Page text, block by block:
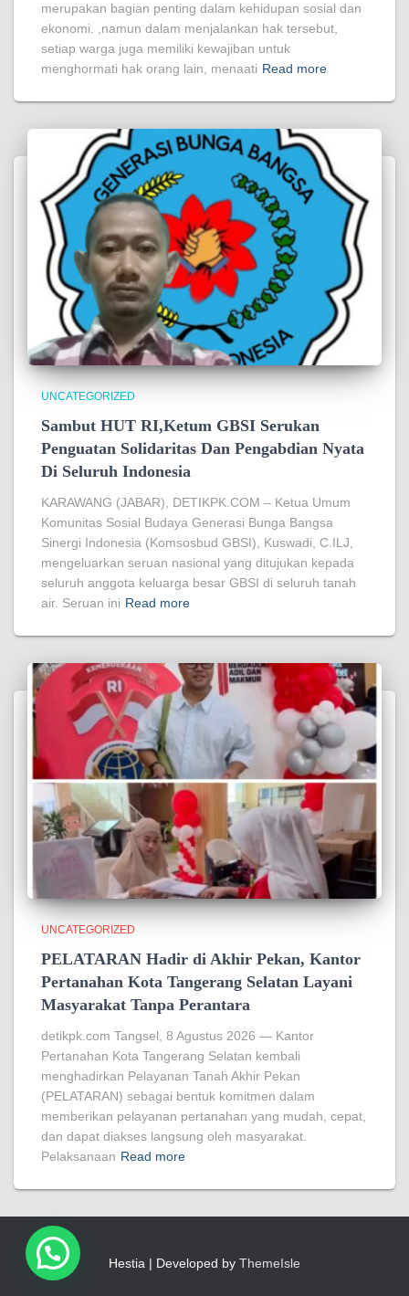
merupakan bagian penting dalam kehidupan sosial dan
ekonomi. ,namun dalam menjalankan hak tersebut,
setiap warga juga memiliki kewajiban untuk
menghormati hak orang lain, menaati Read more
UNCATEGORIZED
Sambut HUT RI,Ketum GBSI Serukan
Penguatan Solidaritas Dan Pengabdian Nyata
Di Seluruh Indonesia
KARAWANG (JABAR), DETIKPK.COM – Ketua Umum
Komunitas Sosial Budaya Generasi Bunga Bangsa
Sinergi Indonesia (Komsosbud GBSI), Kuswadi, C.ILJ,
mengeluarkan seruan nasional yang ditujukan kepada
seluruh anggota keluarga besar GBSI di seluruh tanah
air. Seruan ini Read more
UNCATEGORIZED
PELATARAN Hadir di Akhir Pekan, Kantor
Pertanahan Kota Tangerang Selatan Layani
Masyarakat Tanpa Perantara
detikpk.com Tangsel, 8 Agustus 2026 — Kantor
Pertanahan Kota Tangerang Selatan kembali
menghadirkan Pelayanan Tanah Akhir Pekan
(PELATARAN) sebagai bentuk komitmen dalam
memberikan pelayanan pertanahan yang mudah, cepat,
dan dapat diakses langsung oleh masyarakat.
Pelaksanaan Read more
Hestia | Developed by ThemeIsle